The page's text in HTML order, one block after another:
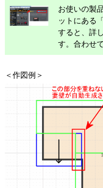
お使いの製
ットにある
すると、詳
す。合わせ
＜作図例＞